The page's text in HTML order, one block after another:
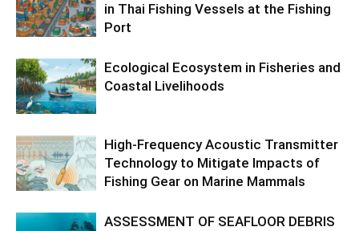
in Thai Fishing Vessels at the Fishing
Port
Ecological Ecosystem in Fisheries and
Coastal Livelihoods
High-Frequency Acoustic Transmitter
Technology to Mitigate Impacts of
Fishing Gear on Marine Mammals
ASSESSMENT OF SEAFLOOR DEBRIS